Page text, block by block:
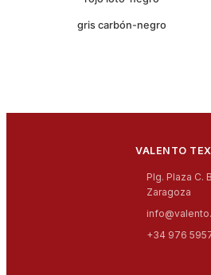
gris carbón-negro
VALENTO
Plg. Plaza C.
Zaragoza
+34 976